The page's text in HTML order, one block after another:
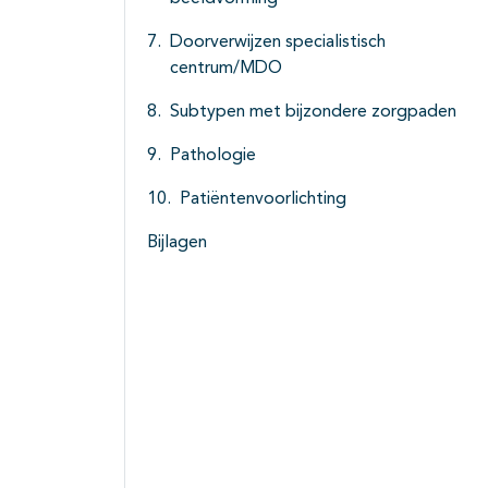
Doorverwijzen specialistisch
centrum/MDO
Subtypen met bijzondere zorgpaden
Pathologie
Patiëntenvoorlichting
Bijlagen